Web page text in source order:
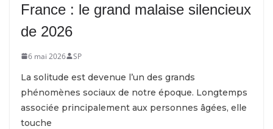
France : le grand malaise silencieux
de 2026
6 mai 2026 SP
La solitude est devenue l’un des grands
phénomènes sociaux de notre époque. Longtemps
associée principalement aux personnes âgées, elle
touche